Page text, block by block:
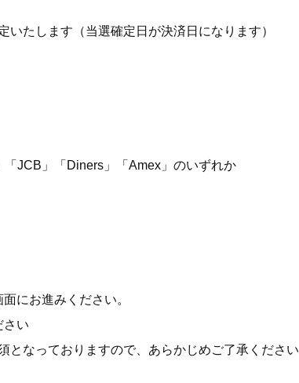
たします（当選確定日が決済日になります）
JCB」「Diners」「Amex」のいずれか
にお進みください。
さい
なっておりますので、あらかじめご了承ください